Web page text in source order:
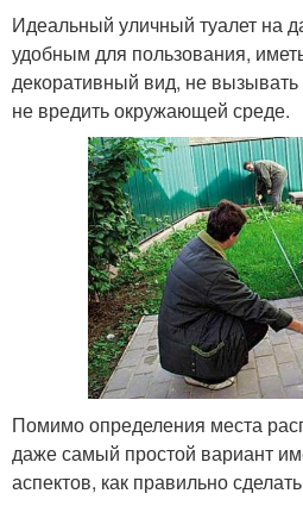
Идеальный уличный туалет на
удобным для пользования,
декоративный вид, не
не вредить окружающей среде.
Помимо определения места
даже самый простой вариант
аспектов, как правильно